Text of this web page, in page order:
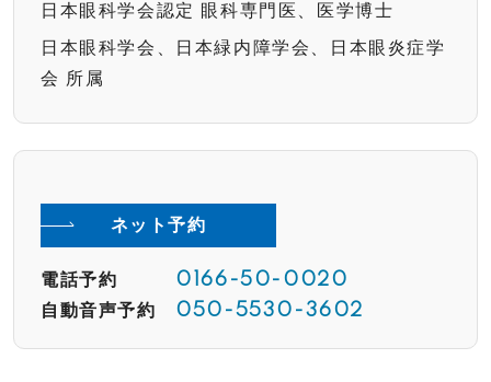
日本眼科学会認定 眼科専門医、医学博士
日本眼科学会、日本緑内障学会、日本眼炎症学
会 所属
ネット予約
電話予約 0166-50-0020
自動音声予約 050-5530-3602